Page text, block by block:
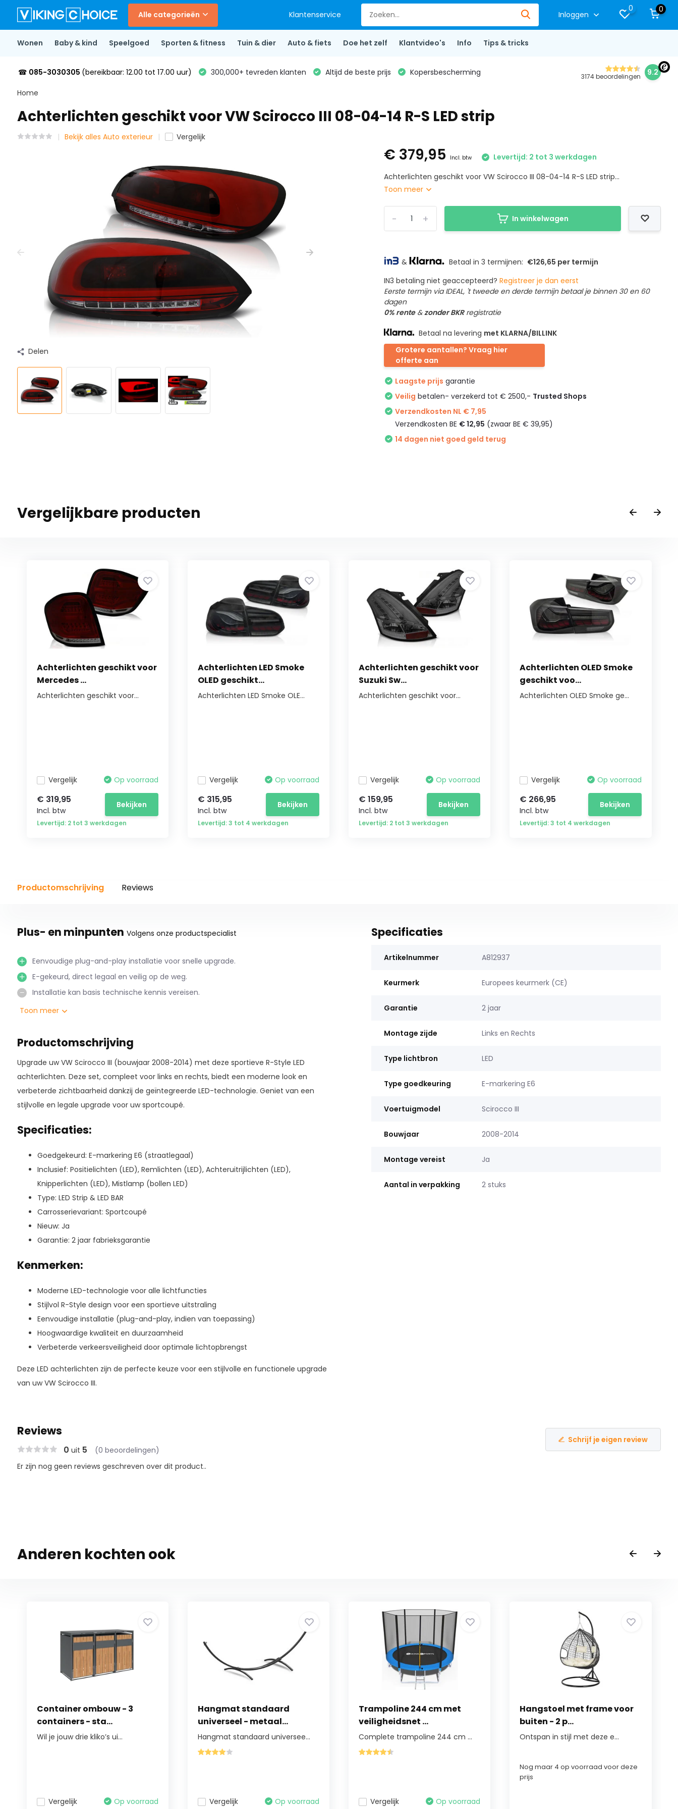
Alle categorieën Klantenservice Inloggen
0 0
Wonen Baby & kind Speelgoed Sporten & fitness Tuin & dier Auto & fiets Doe het zelf Klantvideo's Info Tips & tricks
☎ 085-3030305 (bereikbaar: 12.00 tot 17.00 uur) 300,000+ tevreden klanten Altijd de beste prijs Kopersbescherming 3174 beoordelingen 9.2
Home
Achterlichten geschikt voor VW Scirocco III 08-04-14 R-S LED strip
Bekijk alles Auto exterieur Vergelijk
Delen
€ 379,95 Incl. btw
Levertijd: 2 tot 3 werkdagen
Achterlichten geschikt voor VW Scirocco III 08-04-14 R-S LED strip...
Toon meer
+
- In winkelwagen
& Betaal in 3 termijnen: €126,65 per termijn
IN3 betaling niet geaccepteerd?Registreer je dan eerst
Eerste termijn via IDEAL, 't tweede en derde termijn betaal je binnen 30 en 60
dagen
0% rente&zonder BKRregistratie
Betaal na levering met KLARNA/BILLINK
Grotere aantallen? Vraag hier
offerte aan
Laagste prijs garantie
Veilig betalen- verzekerd tot € 2500,- Trusted Shops
Verzendkosten NL € 7,95
Verzendkosten BE € 12,95 (zwaar BE € 39,95)
14 dagen niet goed geld terug
Vergelijkbare producten
Achterlichten geschikt voor
Mercedes ...
Achterlichten geschikt voor...
Vergelijk Op voorraad
€ 319,95
Incl. btw
Bekijken
Levertijd: 2 tot 3 werkdagen
Achterlichten LED Smoke
OLED geschikt...
Achterlichten LED Smoke OLE...
Vergelijk Op voorraad
€ 315,95
Incl. btw
Bekijken
Levertijd: 3 tot 4 werkdagen
Achterlichten geschikt voor
Suzuki Sw...
Achterlichten geschikt voor...
Vergelijk Op voorraad
€ 159,95
Incl. btw
Bekijken
Levertijd: 2 tot 3 werkdagen
Achterlichten OLED Smoke
geschikt voo...
Achterlichten OLED Smoke ge...
Vergelijk Op voorraad
€ 266,95
Incl. btw
Bekijken
Levertijd: 3 tot 4 werkdagen
Productomschrijving Reviews
Plus- en minpunten Volgens onze productspecialist
Eenvoudige plug-and-play installatie voor snelle upgrade.
E-gekeurd, direct legaal en veilig op de weg.
Installatie kan basis technische kennis vereisen.
Toon meer
Productomschrijving
Upgrade uw VW Scirocco III (bouwjaar 2008-2014) met deze sportieve R-Style LED
achterlichten. Deze set, compleet voor links en rechts, biedt een moderne look en
verbeterde zichtbaarheid dankzij de geïntegreerde LED-technologie. Geniet van een
stijlvolle en legale upgrade voor uw sportcoupé.
Specificaties:
Goedgekeurd: E-markering E6 (straatlegaal)
Inclusief: Positielichten (LED), Remlichten (LED), Achteruitrijlichten (LED),
Knipperlichten (LED), Mistlamp (bollen LED)
Type: LED Strip & LED BAR
Carrosserievariant: Sportcoupé
Nieuw: Ja
Garantie: 2 jaar fabrieksgarantie
Kenmerken:
Moderne LED-technologie voor alle lichtfuncties
Stijlvol R-Style design voor een sportieve uitstraling
Eenvoudige installatie (plug-and-play, indien van toepassing)
Hoogwaardige kwaliteit en duurzaamheid
Verbeterde verkeersveiligheid door optimale lichtopbrengst
Deze LED achterlichten zijn de perfecte keuze voor een stijlvolle en functionele upgrade
van uw VW Scirocco III.
Specificaties
Artikelnummer A812937
Keurmerk Europees keurmerk (CE)
Garantie 2 jaar
Montage zijde Links en Rechts
Type lichtbron LED
Type goedkeuring E-markering E6
Voertuigmodel Scirocco III
Bouwjaar 2008-2014
Montage vereist Ja
Aantal in verpakking 2 stuks
Reviews
0 uit 5 (0 beoordelingen)
Schrijf je eigen review
Er zijn nog geen reviews geschreven over dit product..
Anderen kochten ook
Container ombouw - 3
containers - sta...
Wil je jouw drie kliko’s ui...
Vergelijk Op voorraad
Hangmat standaard
universeel - metaal...
Hangmat standaard universee...
Vergelijk Op voorraad
Trampoline 244 cm met
veiligheidsnet ...
Complete trampoline 244 cm ...
Vergelijk Op voorraad
Hangstoel met frame voor
buiten - 2 p...
Ontspan in stijl met deze e...
Nog maar 4 op voorraad voor deze
prijs